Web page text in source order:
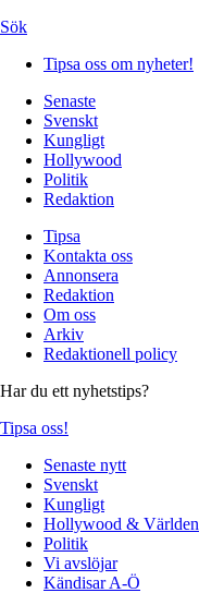
Sök
Tipsa oss om nyheter!
Senaste
Svenskt
Kungligt
Hollywood
Politik
Redaktion
Tipsa
Kontakta oss
Annonsera
Redaktion
Om oss
Arkiv
Redaktionell policy
Har du ett nyhetstips?
Tipsa oss!
Senaste nytt
Svenskt
Kungligt
Hollywood & Världen
Politik
Vi avslöjar
Kändisar A-Ö